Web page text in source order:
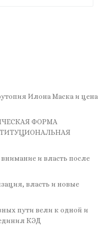
Илона Маска и цена
ФОРМА
и власть после
власть и новые
пути вели к одной и
КЭД